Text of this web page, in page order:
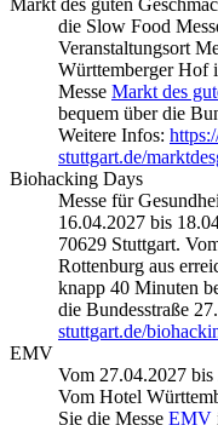
Markt des guten
die Slow Food
Veranstaltungsort
Württemberger Hof
Messe Markt des
bequem über die
Weitere Infos:
stuttgart.de/
Biohacking Days
Messe für
16.04.2027 bis
70629 Stuttgart.
Rottenburg aus
knapp 40 Minuten
die Bundesstraße
stuttgart.de/
EMV
Vom 27.04.2027 bis
Vom Hotel
Sie die Messe EMV